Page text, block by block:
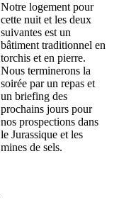
Notre logement pour
cette nuit et les deux
suivantes est un
bâtiment traditionnel en
torchis et en pierre.
Nous terminerons la
soirée par un repas et
un briefing des
prochains jours pour
nos prospections dans
le Jurassique et les
mines de sels.